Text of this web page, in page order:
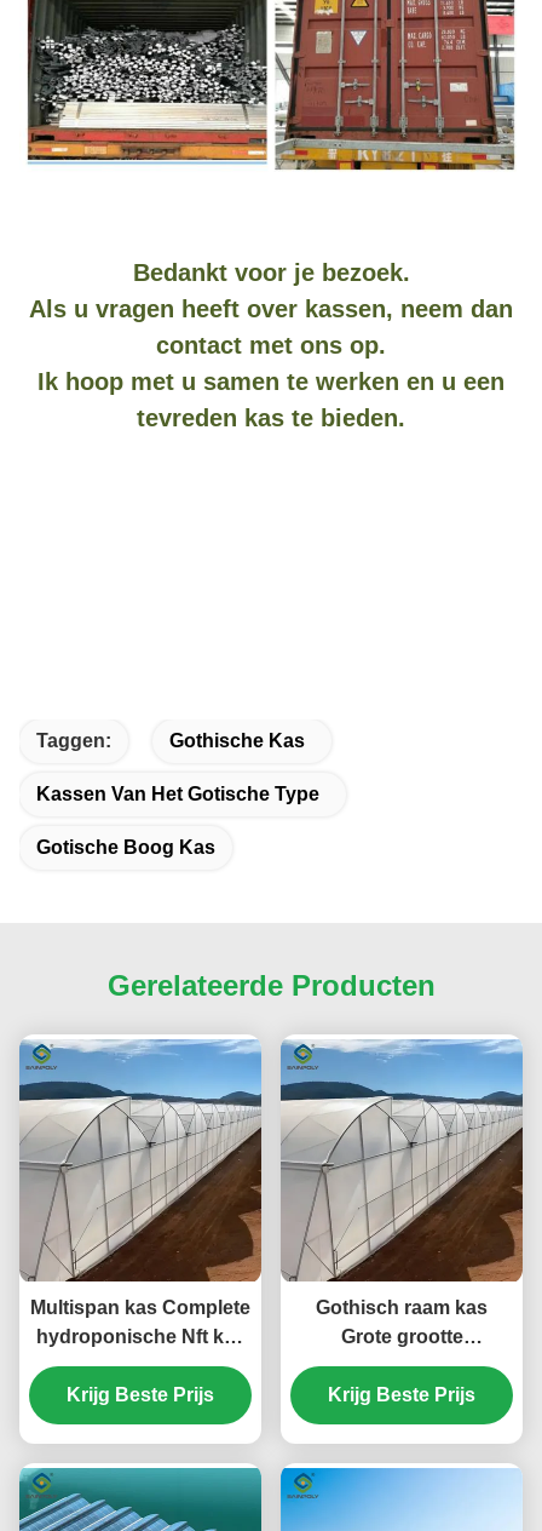
Bedankt voor je bezoek.
Als u vragen heeft over kassen, neem dan
contact met ons op.
Ik hoop met u samen te werken en u een
tevreden kas te bieden.
Taggen: Gothische Kas
Kassen Van Het Gotische Type
Gotische Boog Kas
Gerelateerde Producten
Multispan kas Complete
hydroponische Nft kas
6,0~12,0m Span
Krijg Beste Prijs
Gothisch raam kas
Grote grootte
Landbouw Multi Span
Plastic Film kas
Krijg Beste Prijs